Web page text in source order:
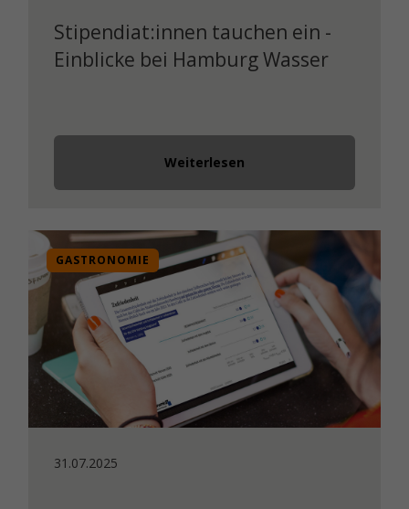
Stipendiat:innen tauchen ein -
Einblicke bei Hamburg Wasser
Weiterlesen
GASTRONOMIE
31.07.2025